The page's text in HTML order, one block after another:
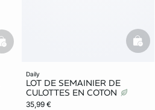
basketfull
daily
LOT DE SEMAINIER DE
CULOTTES EN COTON
35,99 €